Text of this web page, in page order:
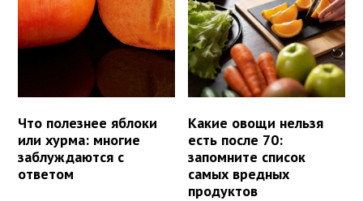
Что полезнее яблоки
или хурма: многие
заблуждаются с
ответом
Какие овощи нельзя
есть после 70:
запомните список
самых вредных
продуктов